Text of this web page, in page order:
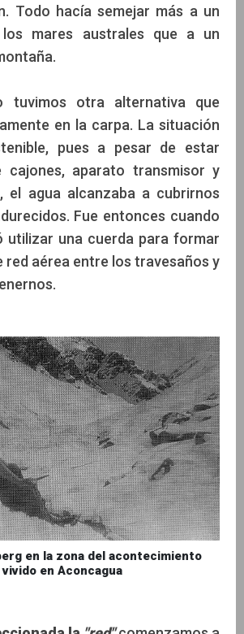
Todo hacía semejar más a un
mares australes que a un
tuvimos otra alternativa que
en la carpa. La situación
pues a pesar de estar
cajones, aparato transmisor y
el agua alcanzaba a cubrirnos
Fue entonces cuando
utilizar una cuerda para formar
red aérea entre los travesaños y
en la zona del acontecimiento
vivido en Aconcagua